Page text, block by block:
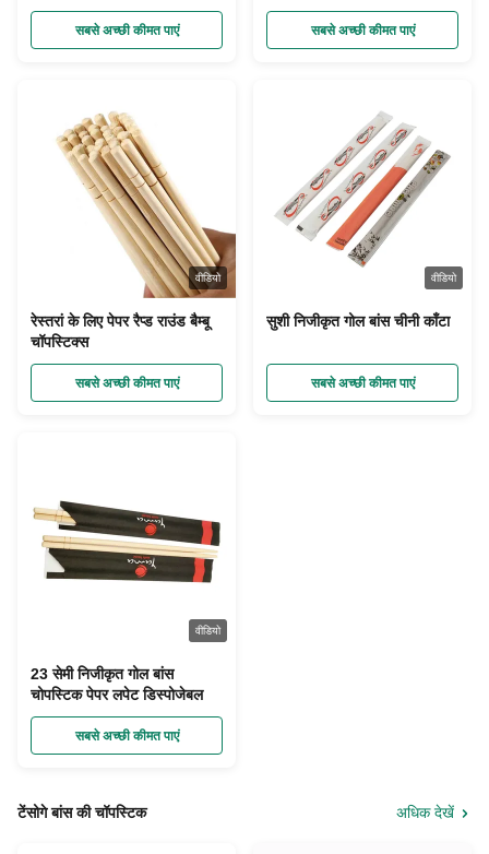
डिस्पोजेबल सेट करें
सबसे अच्छी कीमत पाएं सबसे अच्छी कीमत पाएं
वीडियो
रेस्तरां के लिए पेपर रैप्ड राउंड बैम्बू
चॉपस्टिक्स
सबसे अच्छी कीमत पाएं
वीडियो
सुशी निजीकृत गोल बांस चीनी काँटा
सबसे अच्छी कीमत पाएं
वीडियो
23 सेमी निजीकृत गोल बांस
चोपस्टिक पेपर लपेट डिस्पोजेबल
सबसे अच्छी कीमत पाएं
टेंसोगे बांस की चॉपस्टिक अधिक देखें